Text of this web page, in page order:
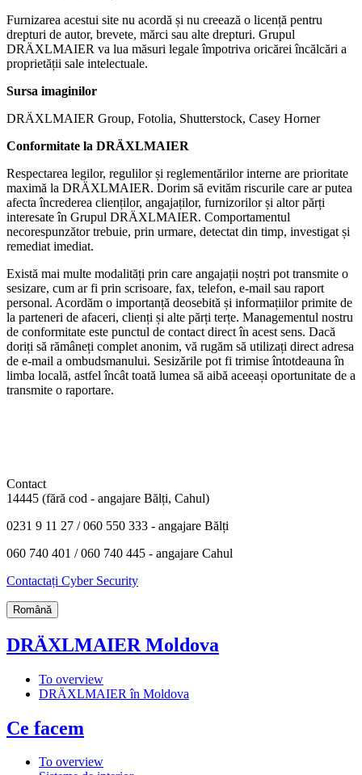
Furnizarea acestui site nu acordă și nu creează o licență pentru
drepturi de autor, brevete, mărci sau alte drepturi. Grupul
DRÄXLMAIER va lua măsuri legale împotriva oricărei încălcări a
proprietății sale intelectuale.
Sursa imaginilor
DRÄXLMAIER Group, Fotolia, Shutterstock, Casey Horner
Conformitate la DRÄXLMAIER
Respectarea legilor, regulilor și reglementărilor interne are prioritate
maximă la DRÄXLMAIER. Dorim să evităm riscurile care ar putea
afecta încrederea clienților, angajaților, furnizorilor și altor părți
interesate în Grupul DRÄXLMAIER. Comportamentul
necorespunzător trebuie, prin urmare, detectat din timp, investigat și
remediat imediat.
Există mai multe modalități prin care angajații noștri pot transmite o
sesizare, cum ar fi prin scrisoare, fax, telefon, e-mail sau raport
personal. Acordăm o importanță deosebită și informațiilor primite de
la parteneri de afaceri, clienți și alte părți terțe. Managementul nostru
de conformitate este punctul de contact direct în acest sens. Dacă
doriți să rămâneți complet anonim, vă rugăm să utilizați direct adresa
de e-mail a ombudsmanului. Sesizările pot fi trimise întotdeauna în
limba locală, astfel încât toată lumea să aibă aceeași oportunitate de a
transmite o raportare.
Contact
14445 (fără cod - angajare Bălți, Cahul)
0231 9 11 27 / 060 550 333 - angajare Bălți
060 740 401 / 060 740 445 - angajare Cahul
Contactați Cyber Security
Română
DRÄXLMAIER Moldova
To overview
DRÄXLMAIER în Moldova
Ce facem
To overview